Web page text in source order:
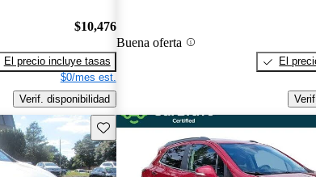
$10,476
El precio incluye tasas
$0/mes est.
Verif. disponibilidad
Buena oferta
El
Guarda este Aviso